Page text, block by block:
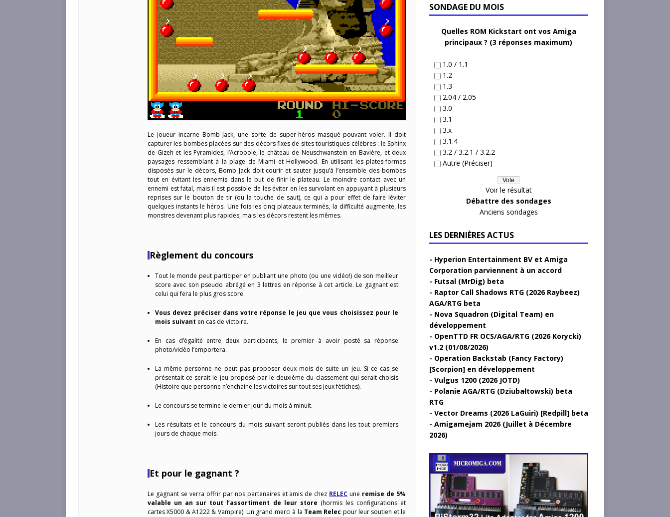
Le joueur incarne Bomb Jack, une sorte de super-héros masqué pouvant voler. Il doit
capturer les bombes placées sur des décors fixes de sites touristiques célèbres : le Sphinx
de Gizeh et les Pyramides, l’Acropole, le château de Neuschwanstein en Bavière, et deux
paysages ressemblant à la plage de Miami et Hollywood. En utilisant les plates-formes
disposés sur le décors, Bomb Jack doit courir et sauter jusqu’à l’ensemble des bombes
tout en évitant les ennemis dans le but de finir le plateau. Le moindre contact avec un
ennemi est fatal, mais il est possible de les éviter en les survolant en appuyant à plusieurs
reprises sur le bouton de tir (ou la touche de saut), ce qui a pour effet de faire léviter
quelques instants le héros. Une fois les cinq plateaux terminés, la difficulté augmente, les
monstres devenant plus rapides, mais les décors restent les mêmes.
Règlement du concours
Tout le monde peut participer en publiant une photo (ou une vidéo!) de son meilleur
score avec son pseudo abrégé en 3 lettres en réponse à cet article. Le gagnant est
celui qui fera le plus gros score.
Vous devez préciser dans votre réponse le jeu que vous choisissez pour le
mois suivant en cas de victoire.
En cas d’égalité entre deux participants, le premier à avoir posté sa réponse
photo/vidéo l’emportera.
La même personne ne peut pas proposer deux mois de suite un jeu. Si ce cas se
présentait ce serait le jeu proposé par le deuxième du classement qui serait choisis
(Histoire que personne n’enchaine les victoires sur tout ses jeux fétiches).
Le concours se termine le dernier jour du mois à minuit.
Les résultats et le concours du mois suivant seront publiés dans les tout premiers
jours de chaque mois.
Et pour le gagnant ?
Le gagnant se verra offrir par nos partenaires et amis de chez RELEC une remise de 5%
valable un an sur tout l’assortiment de leur store (hormis les configurations et
cartes X5000 & A1222 & Vampire). Un grand merci à la Team Relec pour leur soutien et le
SONDAGE DU MOIS
Quelles ROM Kickstart ont vos Amiga
principaux ? (3 réponses maximum)
1.0 / 1.1
1.2
1.3
2.04 / 2.05
3.0
3.1
3.x
3.1.4
3.2 / 3.2.1 / 3.2.2
Autre (Préciser)
Voir le résultat
Débattre des sondages
Anciens sondages
LES DERNIÈRES ACTUS
Hyperion Entertainment BV et Amiga
Corporation parviennent à un accord
Futsal (MrDig) beta
Raptor Call Shadows RTG (2026 Raybeez)
AGA/RTG beta
Nova Squadron (Digital Team) en
développement
OpenTTD FR OCS/AGA/RTG (2026 Korycki)
v1.2 (01/08/2026)
Operation Backstab (Fancy Factory)
[Scorpion] en développement
Vulgus 1200 (2026 JOTD)
Polanie AGA/RTG (Dziubałtowski) beta
RTG
Vector Dreams (2026 LaGuiri) [Redpill] beta
Amigamejam 2026 (Juillet à Décembre
2026)